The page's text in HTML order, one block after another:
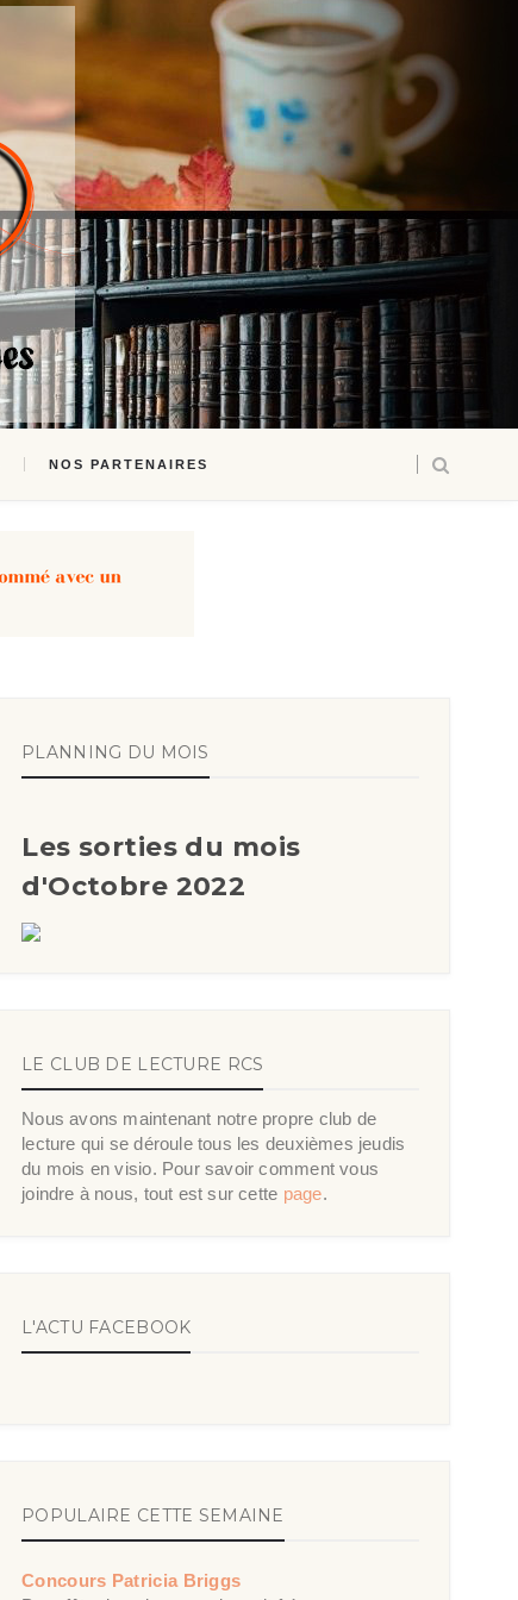
NOS PARTENAIRES
PLANNING DU MOIS
Les sorties du mois
d'Octobre 2022
LE CLUB DE LECTURE RCS
Nous avons maintenant notre propre club de
lecture qui se déroule tous les deuxièmes jeudis
du mois en visio. Pour savoir comment vous
joindre à nous, tout est sur cette page.
L'ACTU FACEBOOK
POPULAIRE CETTE SEMAINE
Concours Patricia Briggs